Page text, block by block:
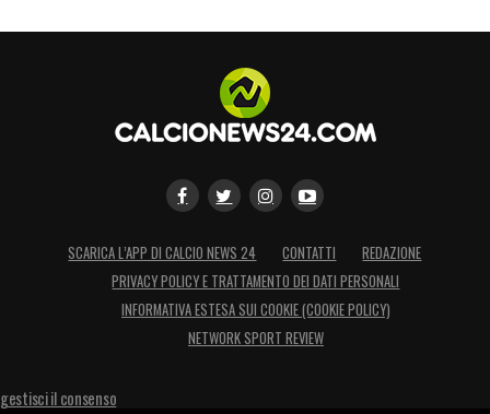
SCARICA L’APP DI CALCIO NEWS 24 CONTATTI
REDAZIONE
PRIVACY POLICY E TRATTAMENTO DEI DATI PERSONALI
INFORMATIVA ESTESA SUI COOKIE (COOKIE POLICY)
NETWORK SPORT REVIEW
gestisci il consenso